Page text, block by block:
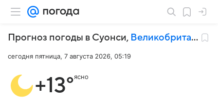
Прогноз погоды в Суонси, Великобритания
сегодня пятница, 7 августа 2026, 05:19
+13°ясно